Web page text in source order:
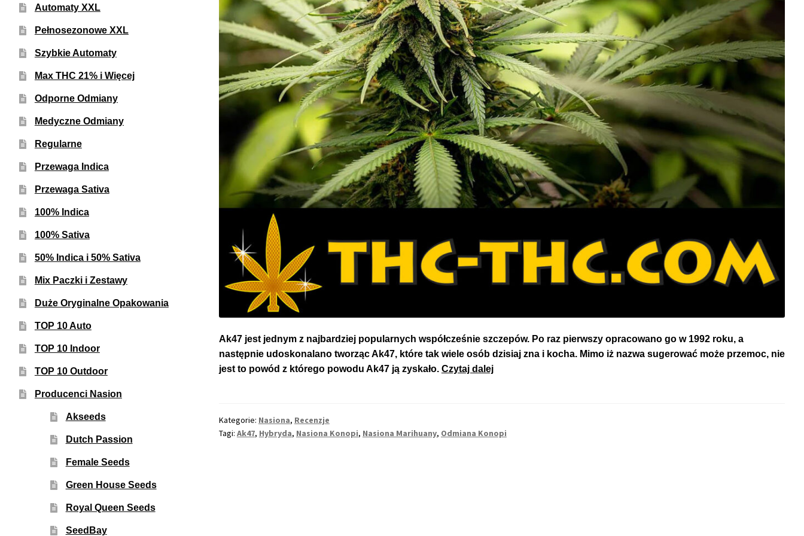
Ak47 jest jednym z najbardziej popularnych współcześnie szczepów. Po raz pierwszy opracowano go w 1992 roku, a
następnie udoskonalano tworząc Ak47, które tak wiele osób dzisiaj zna i kocha. Mimo iż nazwa sugerować może przemoc, nie
jest to powód z którego powodu Ak47 ją zyskało. Czytaj dalejNasiona
Odmiany
Kategorie: Nasiona, Recenzje
Tagi: Ak47, Hybryda, Nasiona Konopi, Nasiona Marihuany, Odmiana Konopi
Automaty XXL
Pełnosezonowe XXL
Szybkie Automaty
Max THC 21% i Więcej
Odporne Odmiany
Medyczne Odmiany
Regularne
Przewaga Indica
Przewaga Sativa
100% Indica
100% Sativa
50% Indica i 50% Sativa
Mix Paczki i Zestawy
Duże Oryginalne Opakowania
TOP 10 Auto
TOP 10 Indoor
TOP 10 Outdoor
Producenci Nasion
Akseeds
Dutch Passion
Female Seeds
Green House Seeds
Royal Queen Seeds
SeedBay